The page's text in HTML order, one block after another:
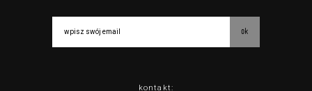
ok
kontakt: